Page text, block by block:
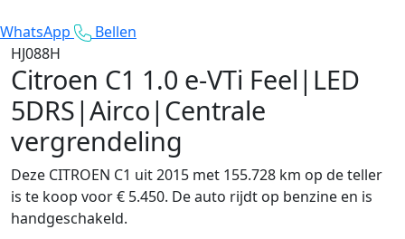
WhatsApp
Bellen
HJ088H
Citroen C1 1.0 e-VTi Feel|LED
5DRS|Airco|Centrale
vergrendeling
Deze CITROEN C1 uit 2015 met 155.728 km op de teller
is te koop voor € 5.450. De auto rijdt op benzine en is
handgeschakeld.